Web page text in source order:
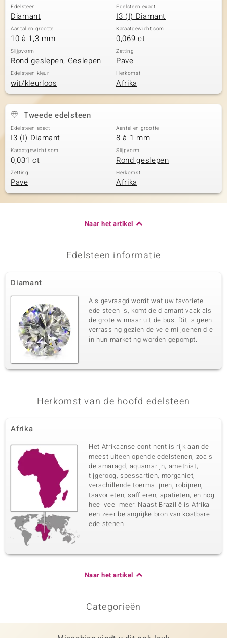
Edelsteen
Diamant
Edelsteen exact
I3 (I) Diamant
Aantal en grootte
10 à 1,3 mm
Karaatgewicht som
0,069 ct
Slijpvorm
Rond geslepen, Geslepen
Zetting
Pave
Edelsteen kleur
wit/kleurloos
Herkomst
Afrika
Tweede edelsteen
Edelsteen exact
I3 (I) Diamant
Aantal en grootte
8 à 1 mm
Karaatgewicht som
0,031 ct
Slijpvorm
Rond geslepen
Zetting
Pave
Herkomst
Afrika
Naar het artikel
Edelsteen informatie
Diamant
Als gevraagd wordt wat uw favoriete
edelsteen is, komt de diamant vaak als
de grote winnaar uit de bus. Dit is geen
verrassing gezien de vele miljoenen die
in hun marketing worden gepompt.
Herkomst van de hoofd edelsteen
Afrika
Het Afrikaanse continent is rijk aan de
meest uiteenlopende edelstenen, zoals
de smaragd, aquamarijn, amethist,
tijgeroog, spessartien, morganiet,
verschillende toermalijnen, robijnen,
tsavorieten, saffieren, apatieten, en nog
heel veel meer. Naast Brazilië is Afrika
een zeer belangrijke bron van kostbare
edelstenen.
Naar het artikel
Categorieën